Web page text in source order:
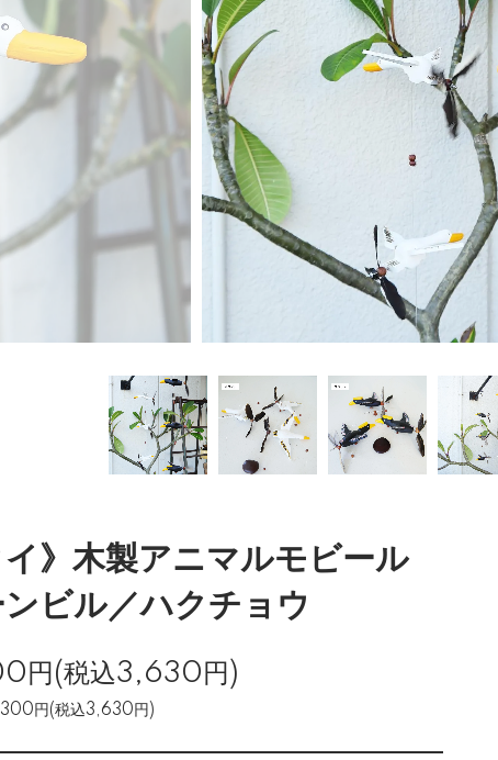
イ》木製アニマルモビール
ビル／ハクチョウ
円(税込3,630円)
円(税込3,630円)